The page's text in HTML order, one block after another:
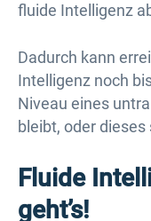
fluide Intelligenz
Dadurch kann
Intelligenz noch
Niveau eines
bleibt, oder
Fluide
geht’s!